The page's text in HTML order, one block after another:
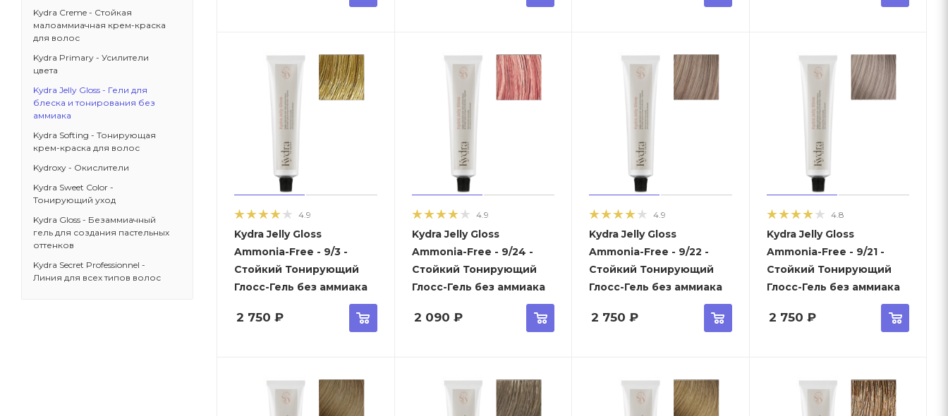
4.9
Kydra Jelly Gloss
Ammonia-Free - 9/3 -
Стойкий Тонирующий
Глосс-Гель без аммиака
2 750 ₽
4.9
Kydra Jelly Gloss
Ammonia-Free - 9/24 -
Стойкий Тонирующий
Глосс-Гель без аммиака
2 090 ₽
4.9
Kydra Jelly Gloss
Ammonia-Free - 9/22 -
Стойкий Тонирующий
Глосс-Гель без аммиака
2 750 ₽
4.8
Kydra Jelly Gloss
Ammonia-Free - 9/21 -
Стойкий Тонирующий
Глосс-Гель без аммиака
2 750 ₽
Kydra Jelly Gloss (CLEAR) -
Прозрачный Глосс-Гель
"Блеск и уход"
Kydra Creme - Стойкая
малоаммиачная крем-краска
для волос
Kydra Primary - Усилители
цвета
Kydra Jelly Gloss - Гели для
блеска и тонирования без
аммиака
Kydra Softing - Тонирующая
крем-краска для волос
Kydroxy - Окислители
Kydra Sweet Color -
Тонирующий уход
Kydra Gloss - Безаммиачный
гель для создания пастельных
оттенков
Kydra Secret Professionnel -
Линия для всех типов волос